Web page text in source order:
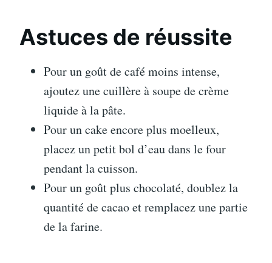
Astuces de réussite
Pour un goût de café moins intense,
ajoutez une cuillère à soupe de crème
liquide à la pâte.
Pour un cake encore plus moelleux,
placez un petit bol d’eau dans le four
pendant la cuisson.
Pour un goût plus chocolaté, doublez la
quantité de cacao et remplacez une partie
de la farine.